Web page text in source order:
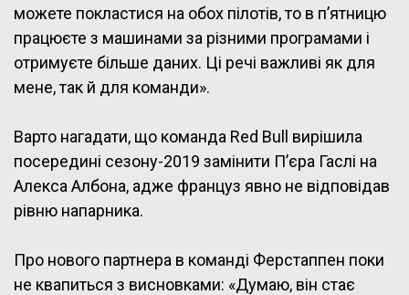
можете покластися на обох пілотів, то в п’ятницю
працюєте з машинами за різними програмами і
отримуєте більше даних. Ці речі важливі як для
мене, так й для команди».
Варто нагадати, що команда Red Bull вирішила
посередині сезону-2019 замінити П’єра Гаслі на
Алекса Албона, адже француз явно не відповідав
рівню напарника.
Про нового партнера в команді Ферстаппен поки
не квапиться з висновками: «Думаю, він стає